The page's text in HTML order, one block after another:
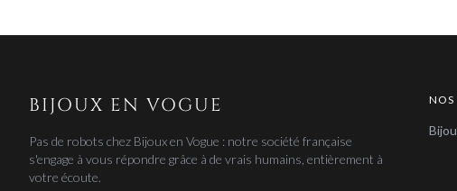
BIJOUX EN VOGUE
Pas de robots chez Bijoux en Vogue : notre société française
s'engage à vous répondre grâce à de vrais humains, entièrement à
votre écoute.
NOS